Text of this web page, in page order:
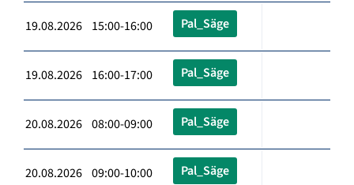
19.08.2026 15:00-16:00 Pal_Säge
19.08.2026 16:00-17:00 Pal_Säge
20.08.2026 08:00-09:00 Pal_Säge
20.08.2026 09:00-10:00 Pal_Säge